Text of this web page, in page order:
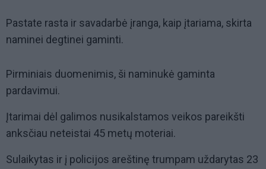
Pastate rasta ir savadarbė įranga, kaip įtariama, skirta
naminei degtinei gaminti.
Pirminiais duomenimis, ši naminukė gaminta
pardavimui.
Įtarimai dėl galimos nusikalstamos veikos pareikšti
anksčiau neteistai 45 metų moteriai.
Sulaikytas ir į policijos areštinę trumpam uždarytas 23